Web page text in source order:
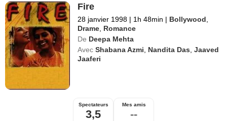
Fire
28 janvier 1998 | 1h 48min | Bollywood
Drame Romance
De Deepa Mehta
Avec Shabana Azmi Nandita Das ,Jaaved
Jaaferi
Spectateurs
3,5
Mes amis
--